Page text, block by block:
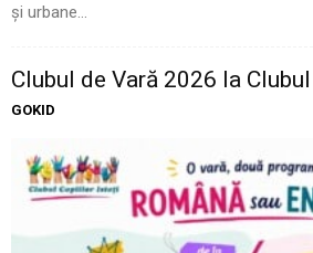
și urbane...
Clubul de Vară 2026 la
GOKID